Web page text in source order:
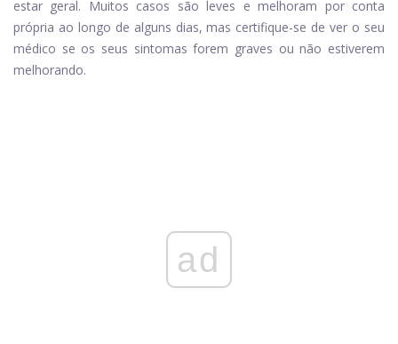
estar geral. Muitos casos são leves e melhoram por conta
própria ao longo de alguns dias, mas certifique-se de ver o seu
médico se os seus sintomas forem graves ou não estiverem
melhorando.
ad